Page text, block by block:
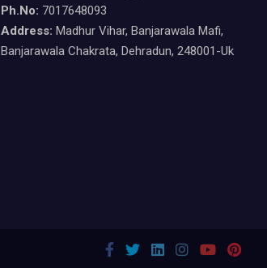
Ph.No: 7017648093
Address: Madhur Vihar, Banjarawala Mafi,
Banjarawala Chakrata, Dehradun, 248001-Uk